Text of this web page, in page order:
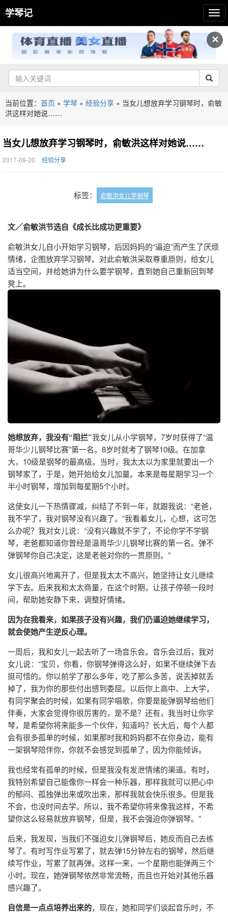
✕
学琴记
当前位置： 首页 » 学琴 » 经验分享 » 当女儿想放弃学习钢琴时，俞敏
洪这样对她说……
当女儿想放弃学习钢琴时，俞敏洪这样对她说……
2017-09-20 经验分享
标签： 俞敏洪女儿学钢琴
文／俞敏洪节选自《成长比成功更重要》
俞敏洪女儿自小开始学习钢琴，后因妈妈的“逼迫”而产生了厌烦
情绪，企图放弃学习钢琴。对此俞敏洪采取尊重原则，给女儿
适当空间，并给她讲为什么要学钢琴，直到她自己重新回到琴
凳上。
她想放弃，我没有“阻拦”我女儿从小学钢琴，7岁时获得了“温
哥华少儿钢琴比赛”第一名。8岁时就考了钢琴10级。在加拿
大，10级是钢琴的最高级。当时，我太太以为家里就要出一个
钢琴家了，于是，她开始给女儿加量。本来是每星期学习一个
半小时钢琴，增加到每星期5个小时。
这使女儿一下热情骤减，纠结了不到一年，就跟我说：“老爸，
我不学了，我对钢琴没有兴趣了。”我看着女儿，心想，这可怎
么办呢？我对女儿说：“没有兴趣就不学了，不论你学不学钢
琴，老爸都知道你曾经是温哥华少儿钢琴比赛的第一名。弹不
弹钢琴你自己决定，这是老爸对你的一贯原则。”
女儿很高兴地离开了，但是我太太不高兴，她坚持让女儿继续
学下去。后来我和太太商量，在这个时期，让孩子停顿一段时
间，帮助她安静下来，调整好情绪。
因为在我看来，如果孩子没有兴趣，我们仍逼迫她继续学习，
就会使她产生逆反心理。
一周后，我和女儿一起去听了一场音乐会。音乐会过后，我对
女儿说：“宝贝，你看，你钢琴弹得这么好，如果不继续弹下去
挺可惜的。你以前学了那么多年，吃了那么多苦，说丢掉就丢
掉了，我为你的那些付出感到委屈。以后你上高中、上大学，
有同学聚会的时候，如果有同学唱歌，你要是能弹钢琴给他们
伴奏，大家会觉得你很厉害的，是不是？还有，我当时让你学
琴，是希望你将来能多一个伙伴，知道吗？长大后，每个人都
会有很多孤单的时候，如果那时我和妈妈都不在你身边，能有
一架钢琴陪伴你，你就不会感觉到孤单了，因为你能倾诉。
我也经常有孤单的时候，但是我没有发泄情绪的渠道。有时，
我特别希望自己能像你一样会一种乐器，那样我就可以把心中
的郁闷、孤独弹出来或吹出来，那样我就会快乐很多。但是我
不会，也没时间去学。所以，我不希望你将来像我这样，不希
望你这么轻易就放弃钢琴，但是，我不会强迫你弹钢琴。”
后来，我发现，当我们不强迫女儿弹钢琴后，她反而自己去练
琴了。有时写作业写累了，就去弹15分钟左右的钢琴，然后继
续写作业，写累了就再弹。这样一来，一个星期也能弹两三个
小时。现在，她弹钢琴依然非常流畅，而且也开始对其他乐器
感兴趣了。
自信是一点点培养出来的，现在，她和同学们谈起音乐时，不